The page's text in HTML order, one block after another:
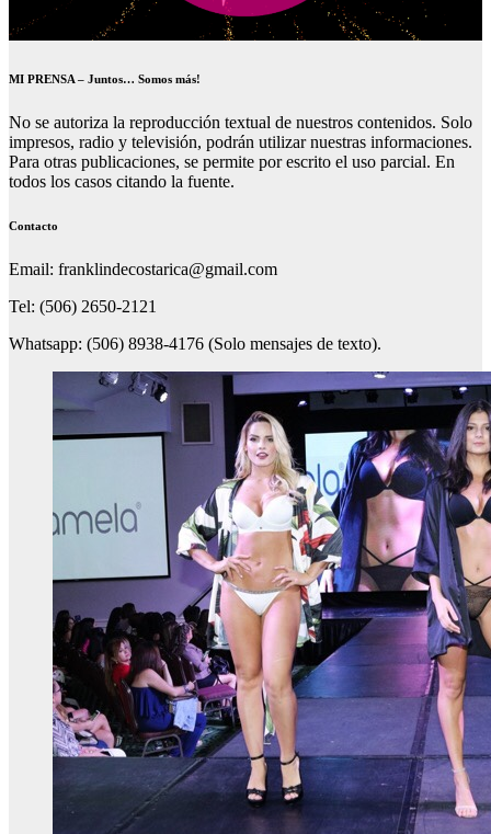
MI PRENSA – Juntos… Somos más!
No se autoriza la reproducción textual de nuestros contenidos. Solo
impresos, radio y televisión, podrán utilizar nuestras informaciones.
Para otras publicaciones, se permite por escrito el uso parcial. En
todos los casos citando la fuente.
Contacto
Email: franklindecostarica@gmail.com
Tel: (506) 2650-2121
Whatsapp: (506) 8938-4176 (Solo mensajes de texto).